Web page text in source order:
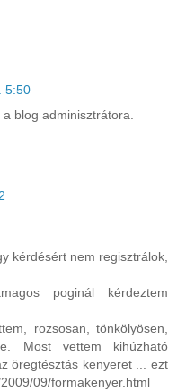
5:50
blog adminisztrátora.
kérdésért nem regisztrálok,
poginál kérdeztem
rozsosan, tönkölyösen,
Most vettem kihúzható
öregtésztás kenyeret ... ezt
09/formakenyer.html